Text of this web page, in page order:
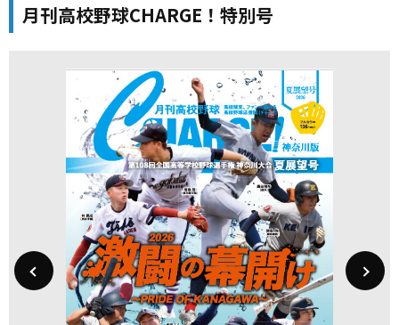
月刊高校野球CHARGE！特別号